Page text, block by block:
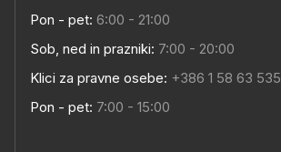
Pon - pet: 6:00 - 21:00
Sob, ned in prazniki: 7:00 - 20:00
Klici za pravne osebe: +386 1 58 63 535
Pon - pet: 7:00 - 15:00